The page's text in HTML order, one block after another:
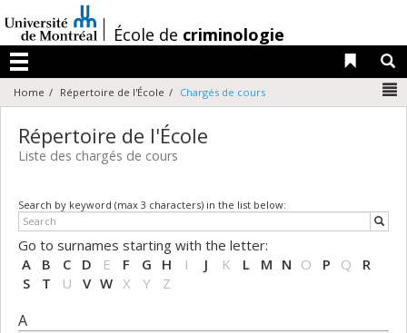
au
contenu
/École de criminologie
Menu
Liens
Home Répertoire de l'École Chargés de cours
Répertoire de l'École
Liste des chargés de cours
Search by keyword (max 3 characters) in the list below:
Go to surnames starting with the letter:
A
B C D E F G H I J K L M N O P Q
R
S
T U V W X Y Z
A